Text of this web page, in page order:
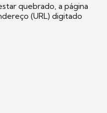
quebrado, a página
(URL) digitado